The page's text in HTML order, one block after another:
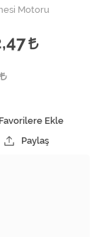
Motoru
Favorilere Ekle
Paylaş